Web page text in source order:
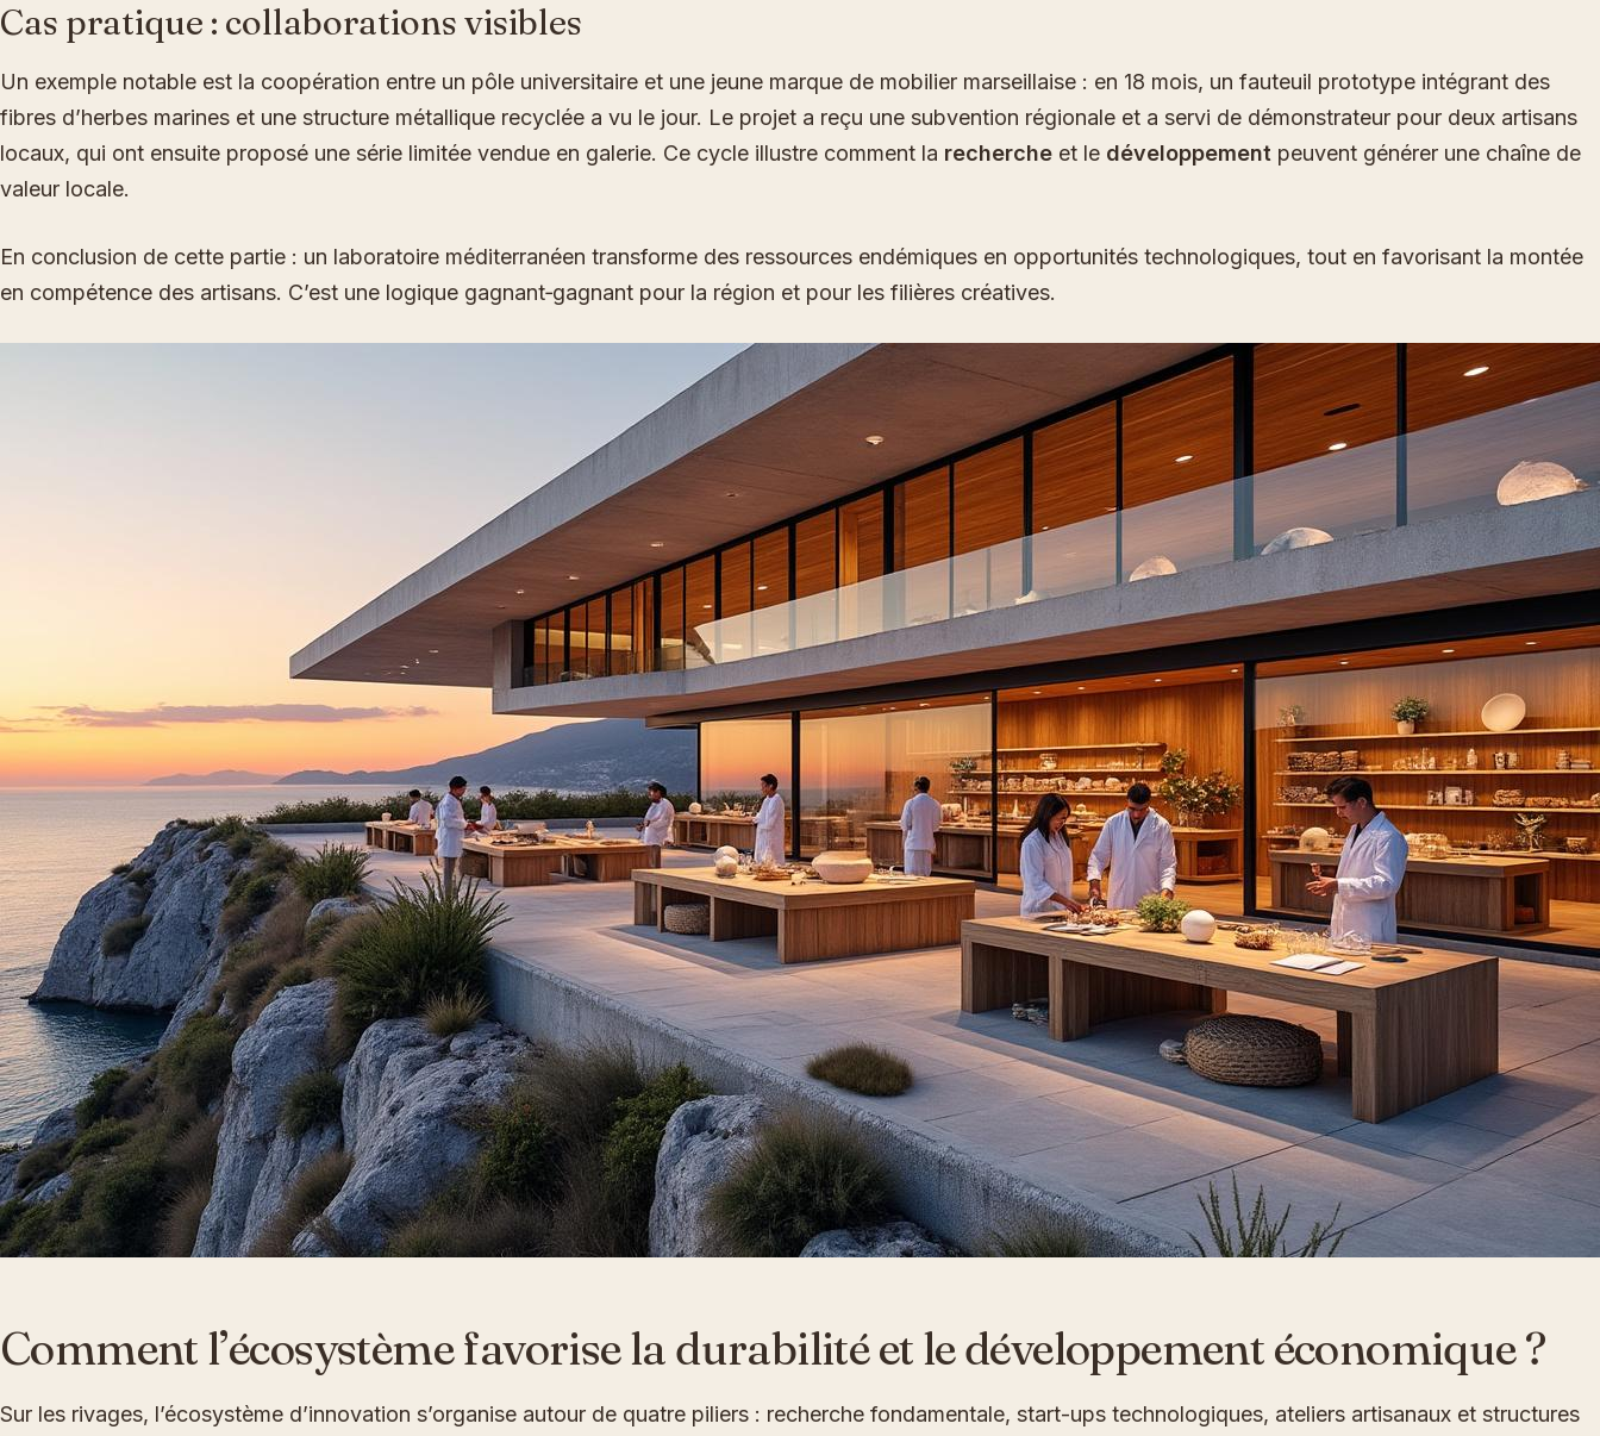
Cas pratique : collaborations visibles
Un exemple notable est la coopération entre un pôle universitaire et une jeune marque de mobilier marseillaise : en 18 mois, un fauteuil prototype intégrant des
fibres d’herbes marines et une structure métallique recyclée a vu le jour. Le projet a reçu une subvention régionale et a servi de démonstrateur pour deux artisans
locaux, qui ont ensuite proposé une série limitée vendue en galerie. Ce cycle illustre comment la recherche et le développement peuvent générer une chaîne de
valeur locale.
En conclusion de cette partie : un laboratoire méditerranéen transforme des ressources endémiques en opportunités technologiques, tout en favorisant la montée
en compétence des artisans. C’est une logique gagnant‑gagnant pour la région et pour les filières créatives.
Comment l’écosystème favorise la durabilité et le développement économique ?
Sur les rivages, l’écosystème d’innovation s’organise autour de quatre piliers : recherche fondamentale, start-ups technologiques, ateliers artisanaux et structures